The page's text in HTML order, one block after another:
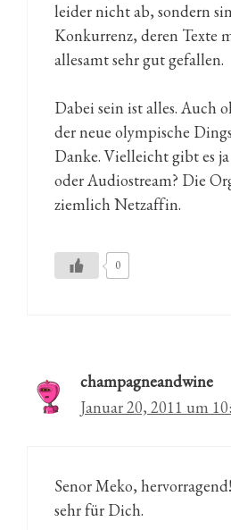
leider nicht ab, sondern
Konkurrenz, deren Texte
allesamt sehr gut gefallen.
Dabei sein ist alles. Auch
der neue olympische
Danke. Vielleicht gibt es
oder Audiostream? Die
ziemlich Netzaffin.
0
champagneandwine
Januar 20, 2011 um
Senor Meko,
sehr für Dich.